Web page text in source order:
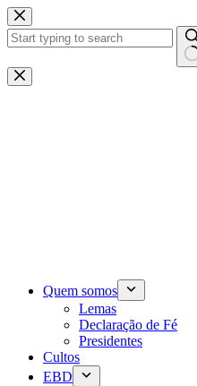
Pular
para
o
Sem
resultados
Quem somos
Lemas
Declaração de Fé
Presidentes
Cultos
EBD